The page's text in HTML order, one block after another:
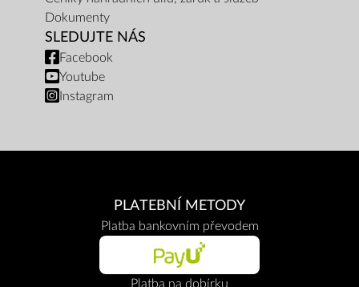
Dokumenty
SLEDUJTE NÁS
Facebook
Youtube
Instagram
PLATEBNÍ METODY
Platba bankovním převodem
Platba na dobírku